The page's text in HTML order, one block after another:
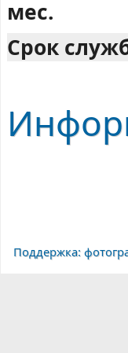
мес.
Срок
Поддержка: